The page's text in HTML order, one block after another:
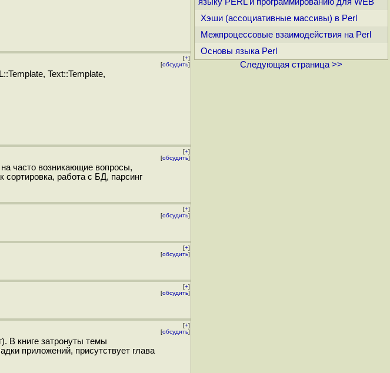
[+]
[обсудить]
Text::Template,
[+]
[обсудить]
часто возникающие вопросы,
сортировка, работа с БД, парсинг
[+]
[обсудить]
[+]
[обсудить]
[+]
[обсудить]
[+]
[обсудить]
В книге затронуты темы
приложений, присутствует глава
Хэши (ассоциативные массивы) в Perl
Межпроцессовые взаимодействия на Perl
Основы языка Perl
Следующая страница >>